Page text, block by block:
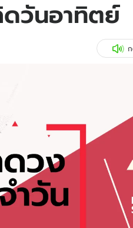
ไอที
รถยนต์
สุขภาพ
Sanook
ลได้ที่
ดวันอาทิตย์